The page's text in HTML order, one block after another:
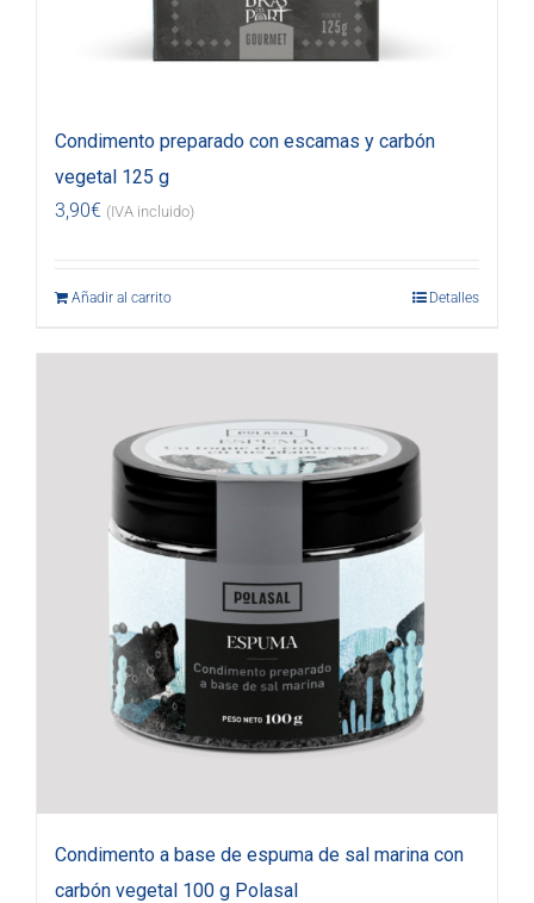
Condimento preparado con escamas y carbón
vegetal 125 g
3,90€ (IVA incluido)
Añadir al carrito Detalles
Condimento a base de espuma de sal marina con
carbón vegetal 100 g Polasal